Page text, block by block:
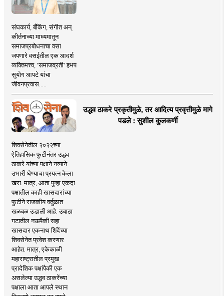
संघकार्य, बँकिंग, संगीत अन्
कीर्तनाच्या माध्यमातून
समाजप्रबोधनाचा वसा
जपणारे वसईतील एक आदर्श
व्यक्तिमत्त्व, 'समाजव्रती' हभप
सुयोग आपटे यांचा
जीवनप्रवास.....
उद्धव ठाकरे प्रकृतीमुळे, तर आदित्य प्रवृत्तीमुळे मागे
पडले : सुशील कुलकर्णी
शिवसेनेतील २०२२च्या
ऐतिहासिक फुटीनंतर उद्धव
ठाकरे यांच्या पक्षाने नव्याने
उभारी घेण्याचा प्रयत्न केला
खरा. मात्र, आता पुन्हा एकदा
पक्षातील काही खासदारांच्या
फुटीने राजकीय वर्तुळात
खळबळ उडाली आहे. उबाठा
गटातील नऊपैकी सहा
खासदार एकनाथ शिंदेंच्या
शिवसेनेत प्रवेश करणार
आहेत. मात्र, एकेकाळी
महाराष्ट्रातील प्रमुख
प्रादेशिक पक्षांपैकी एक
असलेल्या उद्धव ठाकरेंच्या
पक्षाला आता आपले स्थान